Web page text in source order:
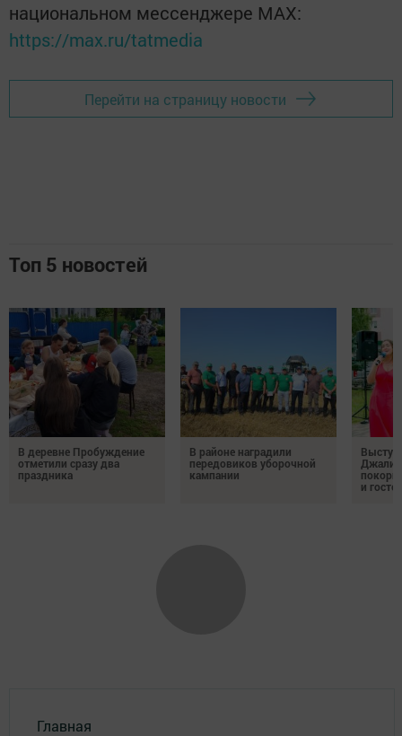
национальном мессенджере MАХ:
https://max.ru/tatmedia
Перейти на страницу новости
Топ 5 новостей
В деревне Пробуждение
отметили сразу два
праздника
В районе наградили
передовиков уборочной
кампании
и
Главная